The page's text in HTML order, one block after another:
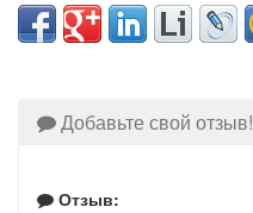
Добавьте свой отзыв!
Отзыв: